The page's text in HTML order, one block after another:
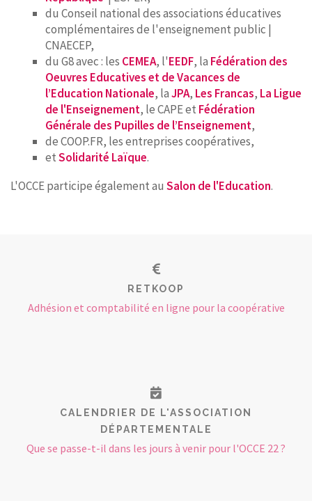
du Conseil national des associations éducatives
complémentaires de l'enseignement public |
CNAECEP,
du G8 avec : les CEMEA, l'EEDF, la Fédération des
Oeuvres Educatives et de Vacances de
l’Education Nationale, laJPA, Les Francas, La Ligue
de l'Enseignement, le CAPE et Fédération
Générale des Pupilles de l’Enseignement,
de COOP.FR, les entreprises coopératives,
etSolidarité Laïque.
L'OCCE participe également au Salon de l'Education.
RETKOOP
Adhésion et comptabilité en ligne pour la coopérative
CALENDRIER DE L'ASSOCIATION
DÉPARTEMENTALE
Que se passe-t-il dans les jours à venir pour l'OCCE 22 ?